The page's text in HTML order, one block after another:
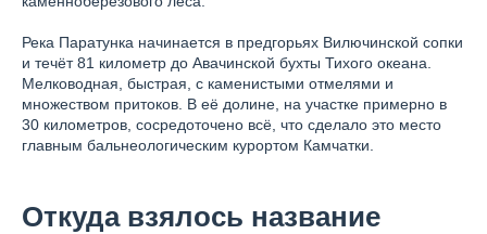
Река Паратунка начинается в предгорьях Вилючинской сопки
и течёт 81 километр до Авачинской бухты Тихого океана.
Мелководная, быстрая, с каменистыми отмелями и
множеством притоков. В её долине, на участке примерно в
30 километров, сосредоточено всё, что сделало это место
главным бальнеологическим курортом Камчатки.
Откуда взялось название